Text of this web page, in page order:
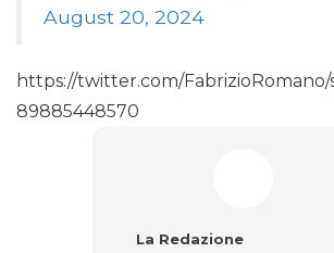
August 20, 2024
https://twitter.com/FabrizioRomano/
89885448570
La Redazione